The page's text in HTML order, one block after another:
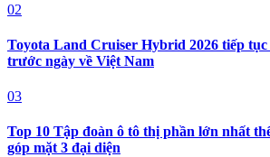
02
Toyota Land Cruiser Hybrid 2026 tiếp
trước ngày về Việt Nam
03
Top 10 Tập đoàn ô tô thị phần lớn nhất
góp mặt 3 đại diện